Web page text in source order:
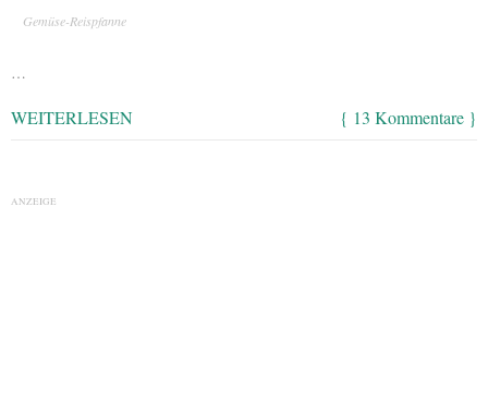
Gemüse-Reispfanne
…
WEITERLESEN { 13 Kommentare }
ANZEIGE